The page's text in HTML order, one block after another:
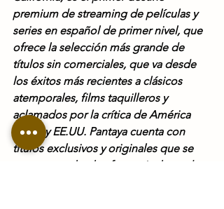
premium de streaming de películas y
series en español de primer nivel, que
ofrece la selección más grande de
títulos sin comerciales, que va desde
los éxitos más recientes a clásicos
atemporales, films taquilleros y
aclamados por la crítica de América
Latina y EE.UU. Pantaya cuenta con
títulos exclusivos y originales que se
estrenan en la plataforma, incluyendo